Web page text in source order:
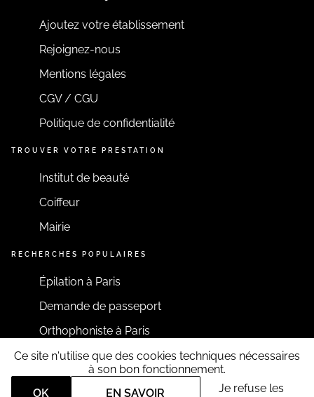
Ajoutez votre établissement
Rejoignez-nous
Mentions légales
CGV / CGU
Politique de confidentialité
TROUVER VOTRE PRESTATION
Institut de beauté
Coiffeur
Mairie
RECHERCHES POPULAIRES
Épilation à Paris
Demande de passeport
Orthophoniste à Paris
RESTONS CONNECTÉS
Ce site n'utilise que des cookies techniques nécessaires
à son bon fonctionnement.
OK
EN SAVOIR Je refuse les